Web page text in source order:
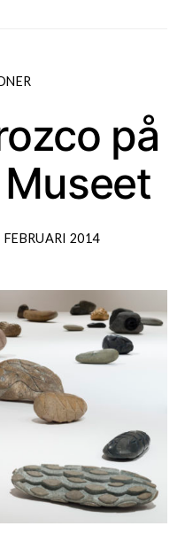
på
FEBRUARI 2014